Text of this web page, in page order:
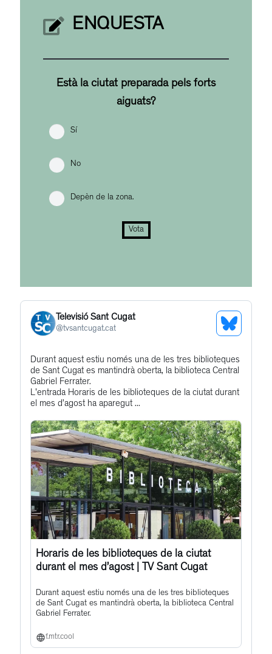
ENQUESTA
Està la ciutat preparada pels forts
aiguats?
Sí
No
Depèn de la zona.
Vota
Televisió Sant Cugat
@tvsantcugat.cat
See
Profile
Get
to
this
Durant aquest estiu només una de les tres biblioteques
de Sant Cugat es mantindrà oberta, la biblioteca Central
Gabriel Ferrater.
L'entrada Horaris de les biblioteques de la ciutat durant
el mes d’agost ha aparegut ...
Horaris de les biblioteques de la ciutat
durant el mes d’agost | TV Sant Cugat
Durant aquest estiu només una de les tres biblioteques
de Sant Cugat es mantindrà oberta, la biblioteca Central
Gabriel Ferrater.
f.mtr.cool